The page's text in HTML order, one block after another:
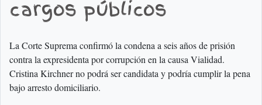
cargos públicos
La Corte Suprema confirmó la condena a seis años de prisión
contra la expresidenta por corrupción en la causa Vialidad.
Cristina Kirchner no podrá ser candidata y podría cumplir la pena
bajo arresto domiciliario.